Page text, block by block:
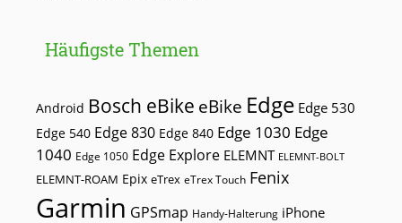
Häufigste Themen
Android Bosch eBike eBike Edge Edge 530
Edge 540 Edge 830 Edge 840 Edge 1030 Edge
1040 Edge 1050 Edge Explore ELEMNT ELEMNT-BOLT
ELEMNT-ROAM Epix eTrex eTrex Touch Fenix
Garmin GPSmap Handy-Halterung iPhone